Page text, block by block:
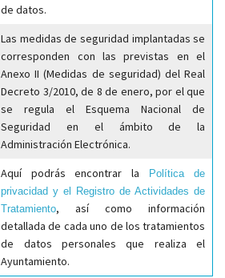
de datos.
Las medidas de seguridad implantadas se
corresponden con las previstas en el
Anexo II (Medidas de seguridad) del Real
Decreto 3/2010, de 8 de enero, por el que
se regula el Esquema Nacional de
Seguridad en el ámbito de la
Administración Electrónica.
Aquí podrás encontrar la
Política de
privacidad y el Registro de Actividades de
Tratamiento, así como información
detallada de cada uno de los tratamientos
de datos personales que realiza el
Ayuntamiento.